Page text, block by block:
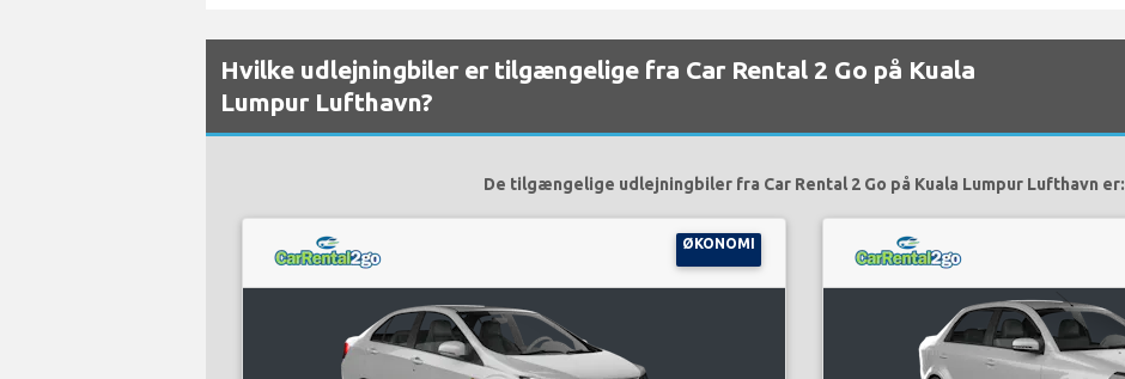
Hvilke udlejningbiler er tilgængelige fra Car Rental 2 Go på Kuala
Lumpur Lufthavn?
De tilgængelige udlejningbiler fra Car Rental 2 Go på Kuala Lumpur Lufthavn er:
ØKONOMI